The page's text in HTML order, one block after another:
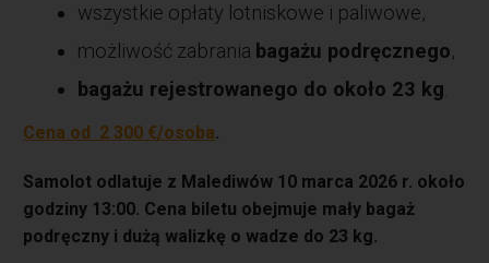
wszystkie opłaty lotniskowe i paliwowe,
możliwość zabrania bagażu podręcznego,
bagażu rejestrowanego do około 23 kg
Cena od 2 300 €/osoba.
Samolot odlatuje z Malediwów 10 marca 2026 r. około
godziny 13:00. Cena biletu obejmuje mały bagaż
podręczny i dużą walizkę o wadze do 23 kg.